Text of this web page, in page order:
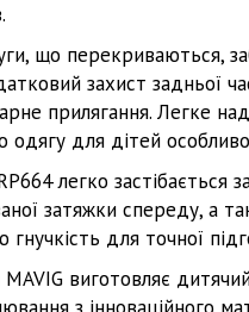
що перекриваються,
захист задньої
прилягання. Легке
одягу для дітей
легко застібається
затяжки спереду, а
гнучкість для точної
MAVIG виготовляє